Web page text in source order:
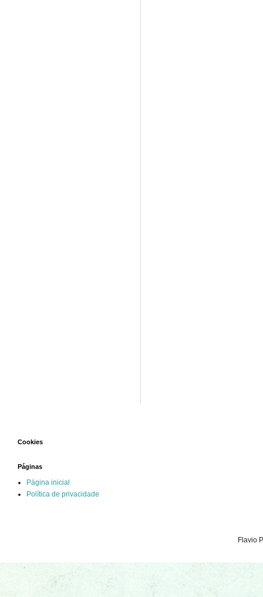
Cookies
Páginas
Página inicial
Política de privacidade
Flavio